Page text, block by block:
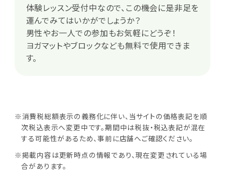
体験レッスン受付中なので、この機会に是非足を
運んでみてはいかがでしょうか？
男性やお一人での参加もお気軽にどうぞ！
ヨガマットやブロックなども無料で使用できま
す。
※消費税総額表示の義務化に伴い、当サイトの価格表記を順
次税込表示へ変更中です。期間中は税抜・税込表記が混在
する可能性があるため、事前に店舗へご確認ください。
※掲載内容は更新時点の情報であり、現在変更されている場
合があります。